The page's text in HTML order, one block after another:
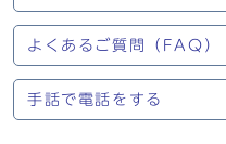
よくあるご質問（FAQ）
手話で電話をする